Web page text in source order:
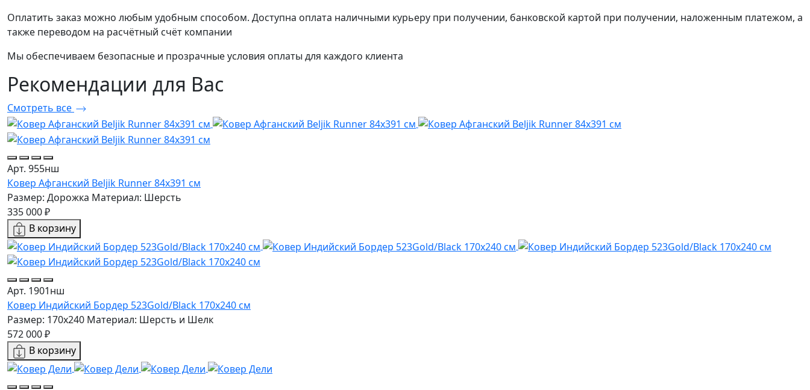
Оплатить заказ можно любым удобным способом. Доступна оплата наличными курьеру при получении, банковской картой при получении, наложенным платежом, а
также переводом на расчётный счёт компании
Мы обеспечиваем безопасные и прозрачные условия оплаты для каждого клиента
Рекомендации для Вас
Смотреть все
Арт. 955нш
Ковер Афганский Beljik Runner 84x391 см
Размер: Дорожка Материал: Шерсть
335 000 ₽
В корзину
Арт. 1901нш
Ковер Индийский Бордер 523Gold/Black 170x240 см
Размер: 170x240 Материал: Шерсть и Шелк
572 000 ₽
В корзину